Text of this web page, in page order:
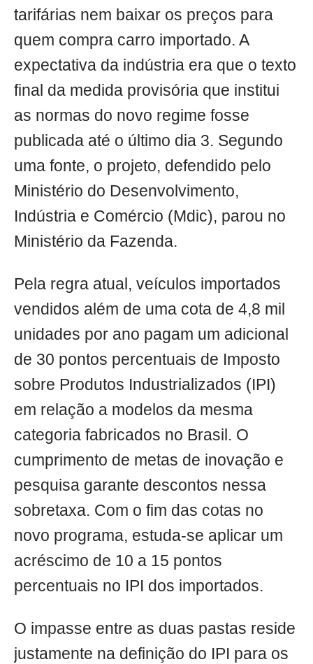
tarifárias nem baixar os preços para
quem compra carro importado. A
expectativa da indústria era que o texto
final da medida provisória que institui
as normas do novo regime fosse
publicada até o último dia 3. Segundo
uma fonte, o projeto, defendido pelo
Ministério do Desenvolvimento,
Indústria e Comércio (Mdic), parou no
Ministério da Fazenda.
Pela regra atual, veículos importados
vendidos além de uma cota de 4,8 mil
unidades por ano pagam um adicional
de 30 pontos percentuais de Imposto
sobre Produtos Industrializados (IPI)
em relação a modelos da mesma
categoria fabricados no Brasil. O
cumprimento de metas de inovação e
pesquisa garante descontos nessa
sobretaxa. Com o fim das cotas no
novo programa, estuda-se aplicar um
acréscimo de 10 a 15 pontos
percentuais no IPI dos importados.
O impasse entre as duas pastas reside
justamente na definição do IPI para os